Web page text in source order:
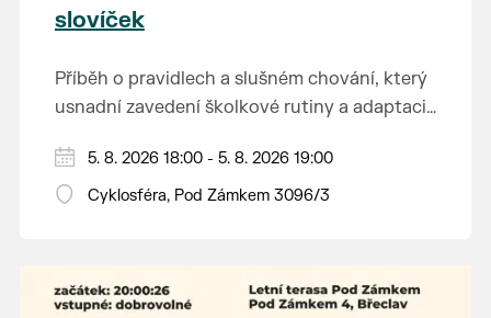
slovíček
Příběh o pravidlech a slušném chování, který
usnadní zavedení školkové rutiny a adaptaci
Hraje se jen za příznivého počasí.
Vstupné dobrovolné.
5. 8. 2026 18:00 - 5. 8. 2026 19:00
Cyklosféra, Pod Zámkem 3096/3